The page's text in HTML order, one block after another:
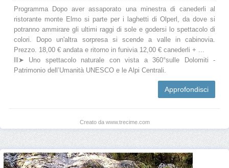
Programma Dopo aver assaporato una minestra di canederli al
ristorante monte Elmo si parte per i laghetti di Olperl, da dove si
potranno ammirare gli ultimi raggi di sole e godersi lo spettacolo di
colori. Dopo un'altra sorpresa si scende a valle in cabinovia.
Prezzo. 18,00 € andata e ritorno in funivia 12,00 € canederli + ...
lll➤ Uno spettacolo naturale con vista a 360°sulle Dolomiti -
Patrimonio dell’Umanità UNESCO e le Alpi Centrali.
Approfondisci
Creato da www.trecime.com